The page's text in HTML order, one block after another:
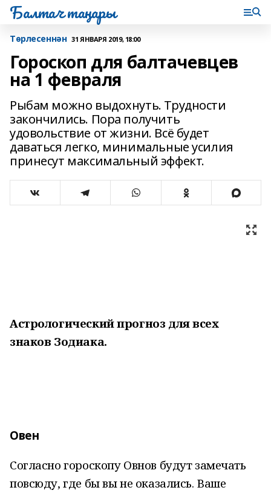
Балтач таңнары
Tөрлесеннән 31 ЯНВАРЯ 2019, 18:00
Гороскоп для балтачевцев
на 1 февраля
Рыбам можно выдохнуть. Трудности
закончились. Пора получить
удовольствие от жизни. Всё будет
даваться легко, минимальные усилия
принесут максимальный эффект.
Астрологический прогноз для всех
знаков Зодиака.
Овен
Согласно гороскопу Овнов будут замечать
повсюду, где бы вы не оказались. Ваше